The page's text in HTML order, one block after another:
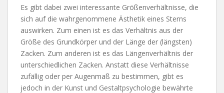
Es gibt dabei zwei interessante Größenverhältnisse, die
sich auf die wahrgenommene Ästhetik eines Sterns
auswirken. Zum einen ist es das Verhältnis aus der
Größe des Grundkörper und der Länge der (längsten)
Zacken. Zum anderen ist es das Längenverhältnis der
unterschiedlichen Zacken. Anstatt diese Verhältnisse
zufällig oder per Augenmaß zu bestimmen, gibt es
jedoch in der Kunst und Gestaltpsychologie bewährte